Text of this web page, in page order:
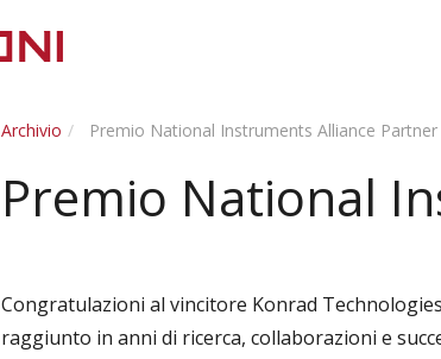
Archivio Premio National Instruments Alliance Partner
Premio National
Congratulazioni al vincitore Konrad
raggiunto in anni di ricerca, collaborazioni e